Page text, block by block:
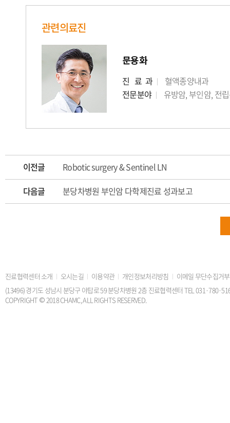
관련의료진
문용화
진 료 과
혈액종양내과
전문분야
유방암, 부인암, 전
이전글
Robotic surgery & Sentinel LN
다음글
분당차병원 부인암 다학제진료 성과보고
진료협력센터 소개 오시는길 이용약관 개인정보처리방침
이메일 무단수집거부
(13496) 경기도 성남시 분당구 야탑로 59 분당차병원 2층 진료협력센터 TEL
COPYRIGHT © 2018 CHAMC, ALL RIGHTS RESERVED.